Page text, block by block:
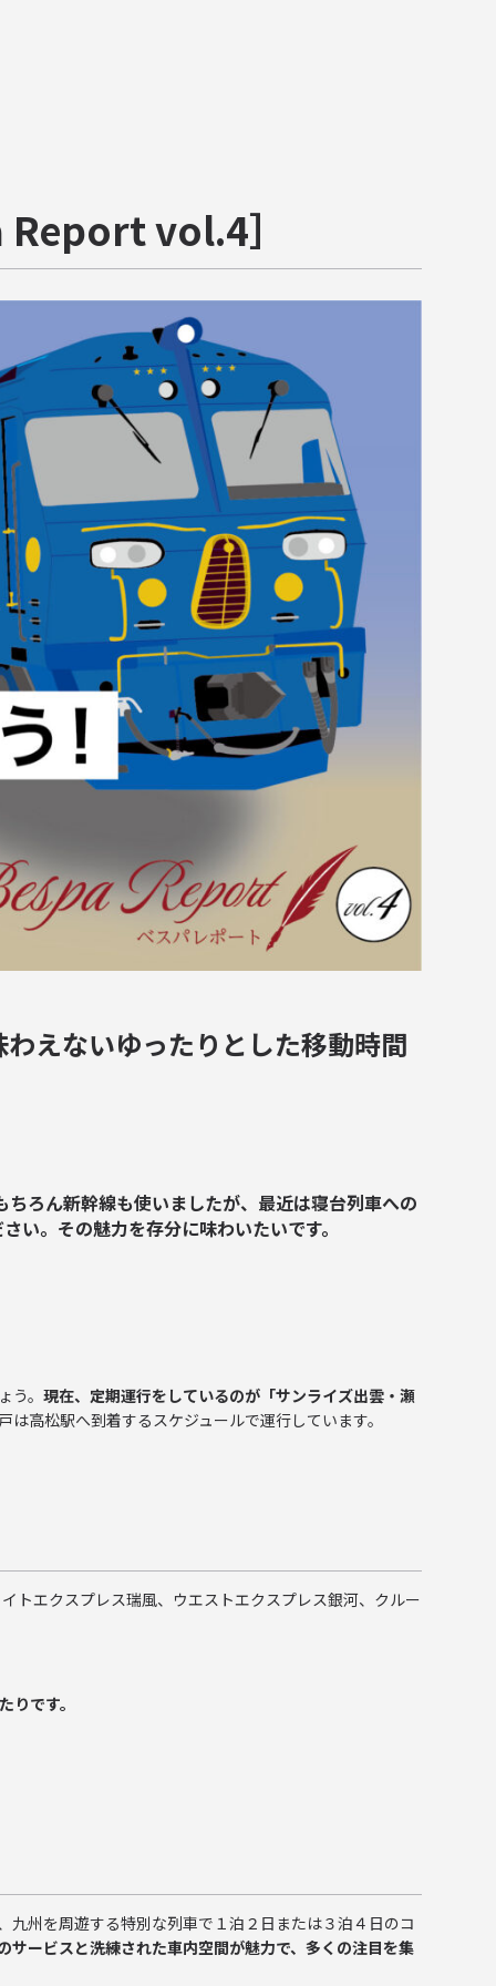
vol.4］
えないゆったりとした移動時間
ろん新幹線も使いましたが、最近は寝台列車への
い。その魅力を存分に味わいたいです。
。 現在、定期運行をしているのが「サンライズ出雲・瀬
高松駅へ到着するスケジュールで運行しています。
トエクスプレス瑞風、ウエストエクスプレス銀河、クルー
です。
州を周遊する特別な列車で１泊２日または３泊４日のコ
サービスと洗練された車内空間が魅力で、多くの注目を集